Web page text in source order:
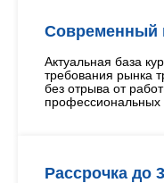
Современный
Актуальная база
требования рынка
без отрыва от
профессиональных
Рассрочка до